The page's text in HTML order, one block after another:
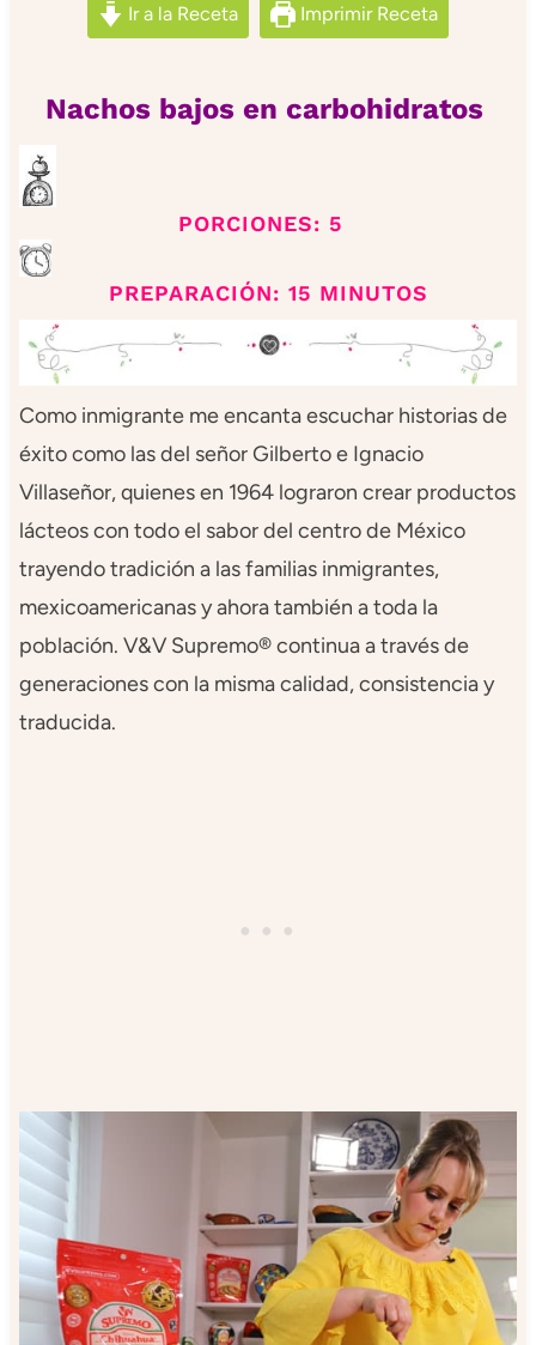
Ir a la Receta Imprimir Receta
Nachos bajos en carbohidratos
PORCIONES: 5
PREPARACIÓN: 15 MINUTOS
Como inmigrante me encanta escuchar historias de
éxito como las del señor Gilberto e Ignacio
Villaseñor, quienes en 1964 lograron crear productos
lácteos con todo el sabor del centro de México
trayendo tradición a las familias inmigrantes,
mexicoamericanas y ahora también a toda la
población. V&V Supremo® continua a través de
generaciones con la misma calidad, consistencia y
traducida.